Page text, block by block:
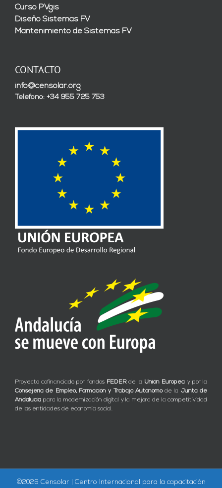
Curso PVgis
Diseño Sistemas FV
Mantenimiento de Sistemas FV
CONTACTO
info@censolar.org
Teléfono: +34 955 725 753
Proyecto cofinanciado por fondos FEDERde la Unión Europea y por la
Consejería de Empleo, Formación y Trabajo Autónomode la Junta de
Andalucía para la modernización digital y la mejora de la competitividad
de las entidades de economía social.
©2026 Censolar | Centro Internacional para la capacitación